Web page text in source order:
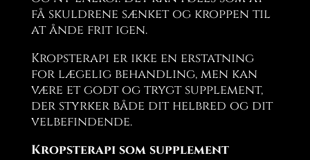
få skuldrene sænket og kroppen til
at ånde frit igen.
Kropsterapi er ikke en erstatning
for lægelig behandling, men kan
være et godt og trygt supplement,
der styrker både dit helbred og dit
velbefindende.
Kropsterapi som supplement